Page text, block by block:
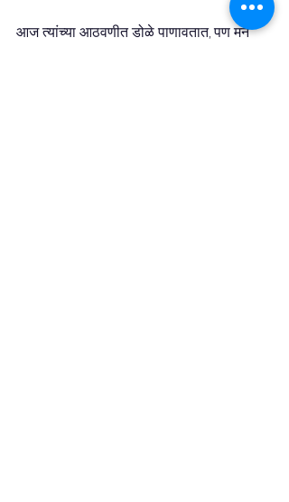
आज त्यांच्या आठवणीत डोळे पाणावतात, पण मन